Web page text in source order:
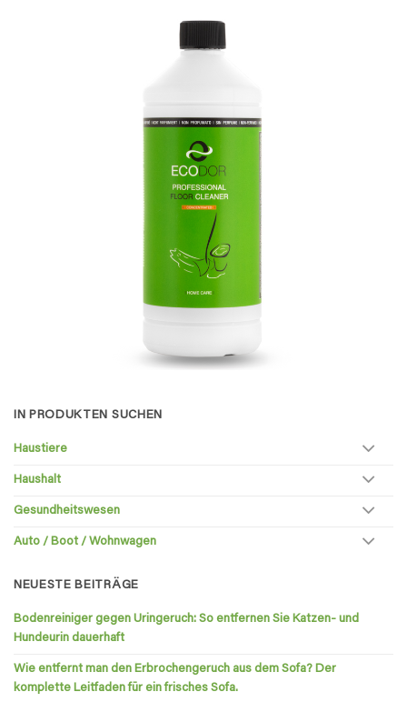
IN PRODUKTEN SUCHEN
Haustiere
Haushalt
Gesundheitswesen
Auto / Boot / Wohnwagen
NEUESTE BEITRÄGE
Bodenreiniger gegen Uringeruch: So entfernen Sie Katzen- und
Hundeurin dauerhaft
Wie entfernt man den Erbrochengeruch aus dem Sofa? Der
komplette Leitfaden für ein frisches Sofa.